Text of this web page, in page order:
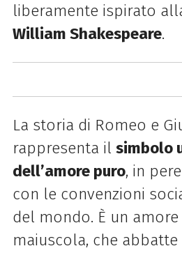
liberamente ispirato
William Shakespeare.
La storia di Romeo e
rappresenta il simbolo
dell’amore puro, in
con le convenzioni
del mondo. È un
maiuscola, che